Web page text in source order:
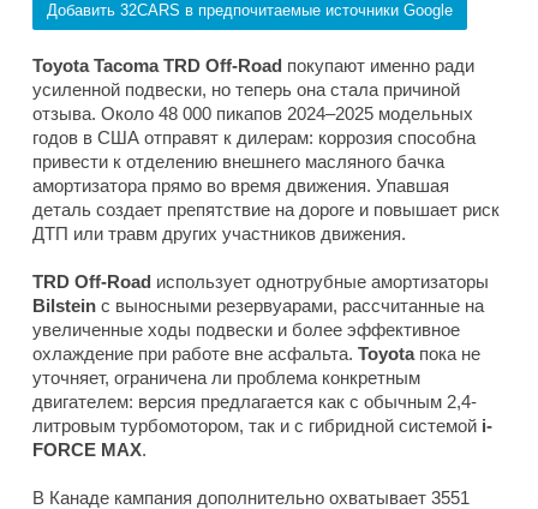
Добавить 32CARS в предпочитаемые источники Google
Toyota Tacoma TRD Off-Road покупают именно ради
усиленной подвески, но теперь она стала причиной
отзыва. Около 48 000 пикапов 2024–2025 модельных
годов в США отправят к дилерам: коррозия способна
привести к отделению внешнего масляного бачка
амортизатора прямо во время движения. Упавшая
деталь создает препятствие на дороге и повышает риск
ДТП или травм других участников движения.
TRD Off-Road использует однотрубные амортизаторы
Bilstein с выносными резервуарами, рассчитанные на
увеличенные ходы подвески и более эффективное
охлаждение при работе вне асфальта. Toyotaпока не
уточняет, ограничена ли проблема конкретным
двигателем: версия предлагается как с обычным 2,4-
литровым турбомотором, так и с гибридной системой i-
FORCE MAX.
В Канаде кампания дополнительно охватывает 3551